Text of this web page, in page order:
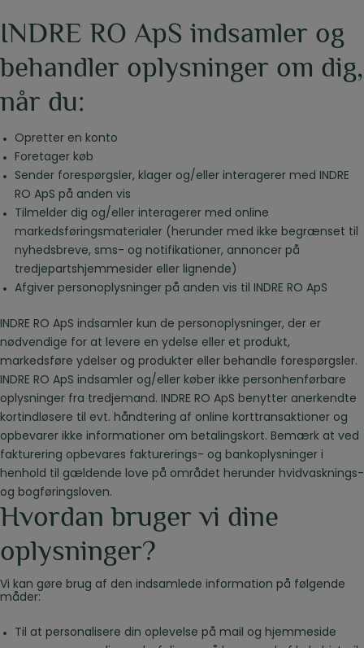
INDRE RO ApS indsamler og
behandler oplysninger om dig,
når du:
Opretter en konto
Foretager køb
Sender forespørgsler, klager og/eller interagerer med INDRE
RO ApS på anden vis
Tilmelder dig og/eller interagerer med online
markedsføringsmaterialer (herunder med ikke begrænset til
nyhedsbreve, sms- og notifikationer, annoncer på
tredjepartshjemmesider eller lignende)
Afgiver personoplysninger på anden vis til INDRE RO ApS
INDRE RO ApS indsamler kun de personoplysninger, der er
nødvendige for at levere en ydelse eller et produkt,
markedsføre ydelser og produkter eller behandle forespørgsler.
INDRE RO ApS indsamler og/eller køber ikke personhenførbare
oplysninger fra tredjemand. INDRE RO ApS benytter anerkendte
kortindløsere til evt. håndtering af online korttransaktioner og
opbevarer ikke informationer om betalingskort. Bemærk at ved
fakturering opbevares fakturerings- og bankoplysninger i
henhold til gældende love på området herunder hvidvasknings-
og bogføringsloven.
Hvordan bruger vi dine
oplysninger?
Vi kan gøre brug af den indsamlede information på følgende
måder:
Til at personalisere din oplevelse på mail og hjemmeside